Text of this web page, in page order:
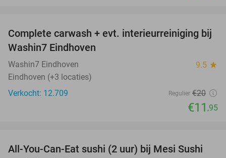
40%
Complete carwash + evt. interieurreiniging bij
Washin7 Eindhoven
Washin7 Eindhoven 9.5 star
Eindhoven (+3 locaties)
Verkocht: 12.709
Regulier €20
€11 ,95
21%
All-You-Can-Eat sushi (2 uur) bij Mesi Sushi